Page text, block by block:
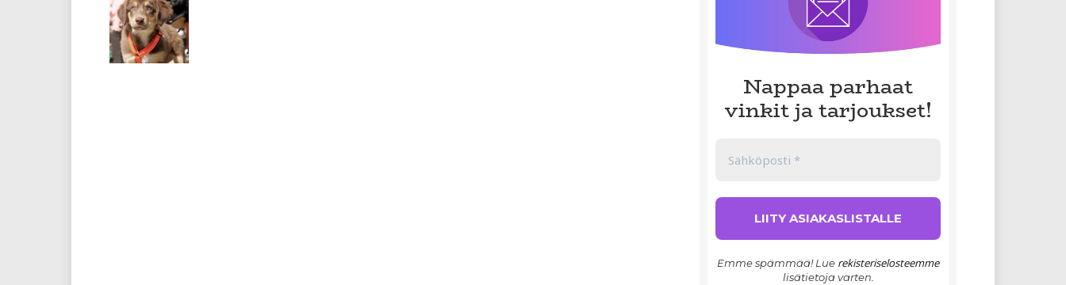
Nappaa parhaat
vinkit ja tarjoukset!
Emme spämmää! Lue rekisteriselosteemme
lisätietoja varten.